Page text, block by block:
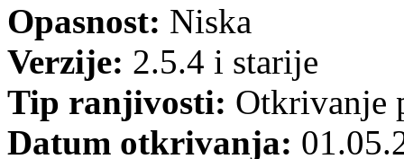
Opasnost: Niska
Verzije: 2.5.4 i starije
Tip ranjivosti: Otkrivanje
Datum otkrivanja: